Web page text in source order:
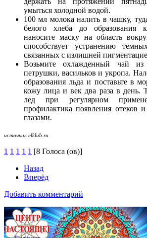
умыться холодной водой.
100 мл молока налить в чашку,
белого хлеба до образования
наносите маску на область
способствует устранению
связанных с излишней
Возьмите охлажденный чай
петрушки, васильков и укропа.
образования льда и поставьте в
кожу лица и век два раза в день.
лед при регулярном
профилактика появления отеков
глазами.
источник elklub.ru
1 1 1 1 1 [8 Голоса (ов)]
Назад
Вперёд
Добавить комментарий